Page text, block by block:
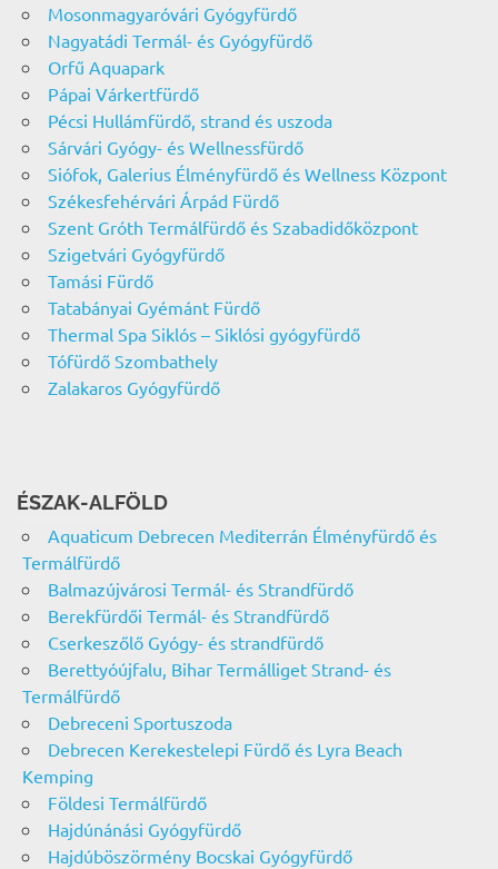
Mosonmagyaróvári Gyógyfürdő
Nagyatádi Termál- és Gyógyfürdő
Orfű Aquapark
Pápai Várkertfürdő
Pécsi Hullámfürdő, strand és uszoda
Sárvári Gyógy- és Wellnessfürdő
Siófok, Galerius Élményfürdő és Wellness Központ
Székesfehérvári Árpád Fürdő
Szent Gróth Termálfürdő és Szabadidőközpont
Szigetvári Gyógyfürdő
Tamási Fürdő
Tatabányai Gyémánt Fürdő
Thermal Spa Siklós – Siklósi gyógyfürdő
Tófürdő Szombathely
Zalakaros Gyógyfürdő
ÉSZAK-ALFÖLD
Aquaticum Debrecen Mediterrán Élményfürdő és
Termálfürdő
Balmazújvárosi Termál- és Strandfürdő
Berekfürdői Termál- és Strandfürdő
Cserkeszőlő Gyógy- és strandfürdő
Berettyóújfalu, Bihar Termálliget Strand- és
Termálfürdő
Debreceni Sportuszoda
Debrecen Kerekestelepi Fürdő és Lyra Beach
Kemping
Földesi Termálfürdő
Hajdúnánási Gyógyfürdő
Hajdúböszörmény Bocskai Gyógyfürdő